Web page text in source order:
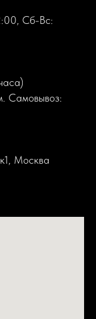
Сб-Вс:
Самовывоз:
Москва